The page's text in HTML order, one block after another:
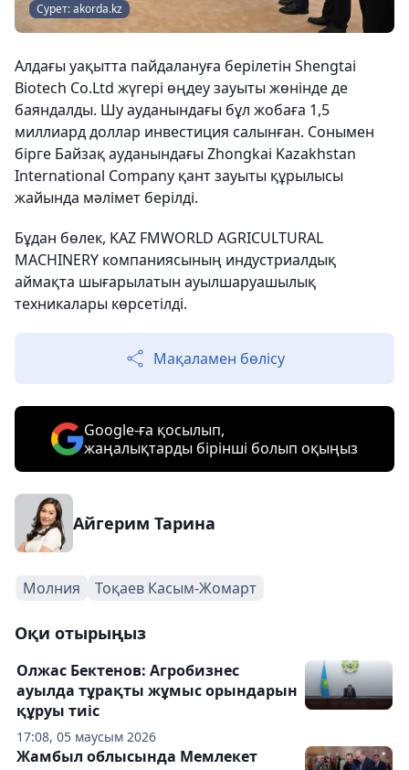
Сурет: akorda.kz
Алдағы уақытта пайдалануға берілетін Shengtai
Biotech Co.Ltd жүгері өңдеу зауыты жөнінде де
баяндалды. Шу ауданындағы бұл жобаға 1,5
миллиард доллар инвестиция салынған. Сонымен
бірге Байзақ ауданындағы Zhongkai Kazakhstan
International Company қант зауыты құрылысы
жайында мәлімет берілді.
Бұдан бөлек, KAZ FMWORLD AGRICULTURAL
MACHINERY компаниясының индустриалдық
аймақта шығарылатын ауылшаруашылық
техникалары көрсетілді.
Мақаламен бөлісу
Google-ға қосылып,
жаңалықтарды бірінші болып оқыңыз
Айгерим Тарина
Молния Тоқаев Касым-Жомарт
Оқи отырыңыз
17:08, 05 маусым 2026
Олжас Бектенов: Агробизнес
ауылда тұрақты жұмыс орындарын
құруы тиіс
Жамбыл облысында Мемлекет